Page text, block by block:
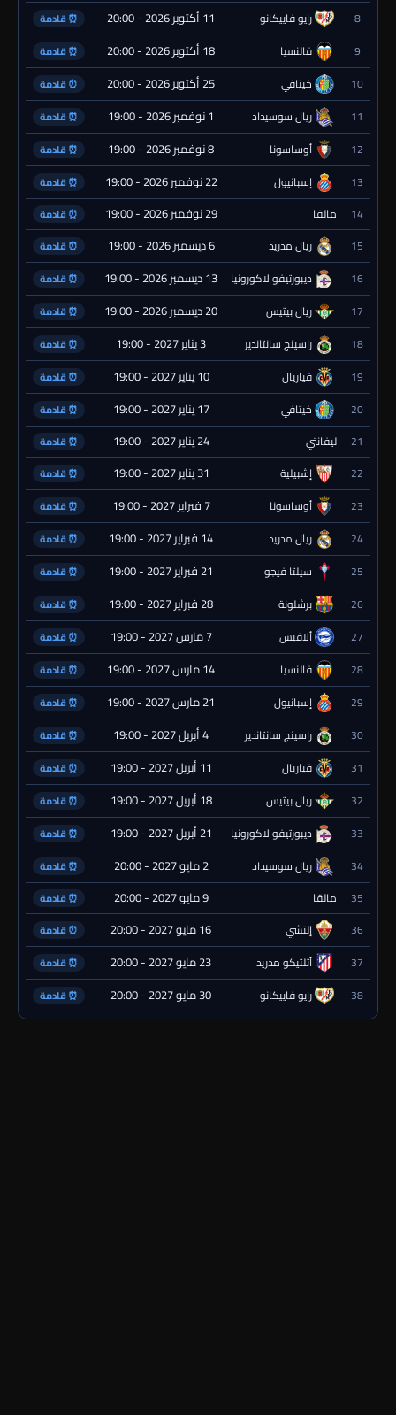
8 رايو فاييكانو 11 أكتوبر 2026 - 20:00 ⏰ قادمة
9 فالنسيا 18 أكتوبر 2026 - 20:00 ⏰ قادمة
10 خيتافي 25 أكتوبر 2026 - 20:00 ⏰ قادمة
11 ريال سوسيداد 1 نوفمبر 2026 - 19:00 ⏰ قادمة
12 أوساسونا 8 نوفمبر 2026 - 19:00 ⏰ قادمة
13 إسبانيول 22 نوفمبر 2026 - 19:00 ⏰ قادمة
14 مالقا 29 نوفمبر 2026 - 19:00 ⏰ قادمة
15 ريال مدريد 6 ديسمبر 2026 - 19:00 ⏰ قادمة
16 ديبورتيفو لاكورونيا 13 ديسمبر 2026 - 19:00 ⏰ قادمة
17 ريال بيتيس 20 ديسمبر 2026 - 19:00 ⏰ قادمة
18 راسينج سانتاندير 3 يناير 2027 - 19:00 ⏰ قادمة
19 فياريال 10 يناير 2027 - 19:00 ⏰ قادمة
20 خيتافي 17 يناير 2027 - 19:00 ⏰ قادمة
21 ليفانتي 24 يناير 2027 - 19:00 ⏰ قادمة
22 إشبيلية 31 يناير 2027 - 19:00 ⏰ قادمة
23 أوساسونا 7 فبراير 2027 - 19:00 ⏰ قادمة
24 ريال مدريد 14 فبراير 2027 - 19:00 ⏰ قادمة
25 سيلتا فيجو 21 فبراير 2027 - 19:00 ⏰ قادمة
26 برشلونة 28 فبراير 2027 - 19:00 ⏰ قادمة
27 ألافيس 7 مارس 2027 - 19:00 ⏰ قادمة
28 فالنسيا 14 مارس 2027 - 19:00 ⏰ قادمة
29 إسبانيول 21 مارس 2027 - 19:00 ⏰ قادمة
30 راسينج سانتاندير 4 أبريل 2027 - 19:00 ⏰ قادمة
31 فياريال 11 أبريل 2027 - 19:00 ⏰ قادمة
32 ريال بيتيس 18 أبريل 2027 - 19:00 ⏰ قادمة
33 ديبورتيفو لاكورونيا 21 أبريل 2027 - 19:00 ⏰ قادمة
34 ريال سوسيداد 2 مايو 2027 - 20:00 ⏰ قادمة
35 مالقا 9 مايو 2027 - 20:00 ⏰ قادمة
36 إلتشي 16 مايو 2027 - 20:00 ⏰ قادمة
37 أتلتيكو مدريد 23 مايو 2027 - 20:00 ⏰ قادمة
38 رايو فاييكانو 30 مايو 2027 - 20:00 ⏰ قادمة